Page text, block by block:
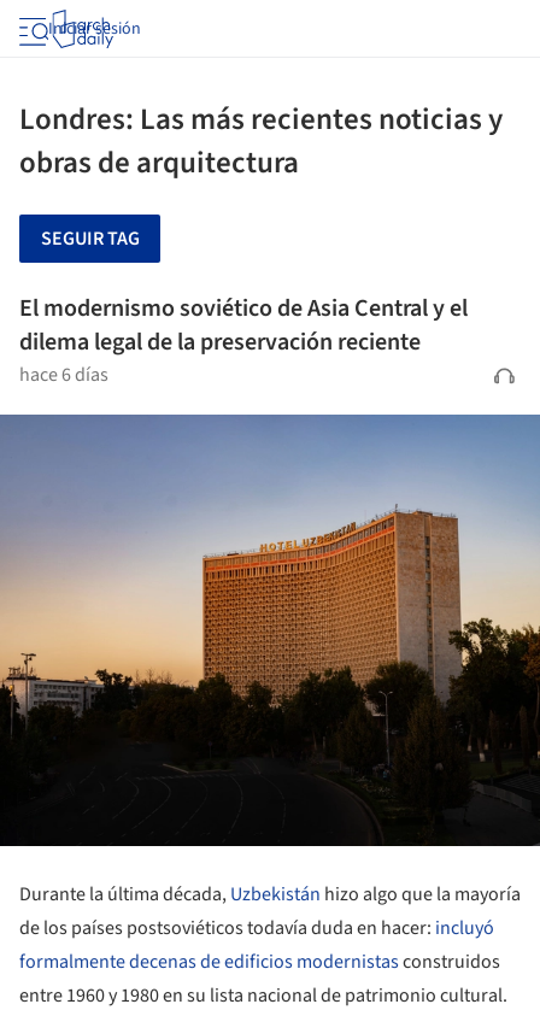
Iniciar sesión
Londres: Las más recientes noticias y
obras de arquitectura
SEGUIR TAG
El modernismo soviético de Asia Central y el
dilema legal de la preservación reciente
hace 6 días
Durante la última década,Uzbekistán hizo algo que la mayoría
de los países postsoviéticos todavía duda en hacer: incluyó
formalmente decenas de edificios modernistasconstruidos
entre 1960 y 1980 en su lista nacional de patrimonio cultural.